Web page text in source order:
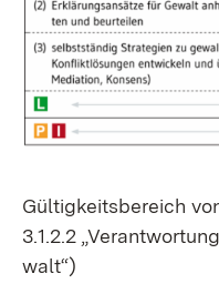
Gül­tig­keits­be­reich
3.1.2.2
walt“)